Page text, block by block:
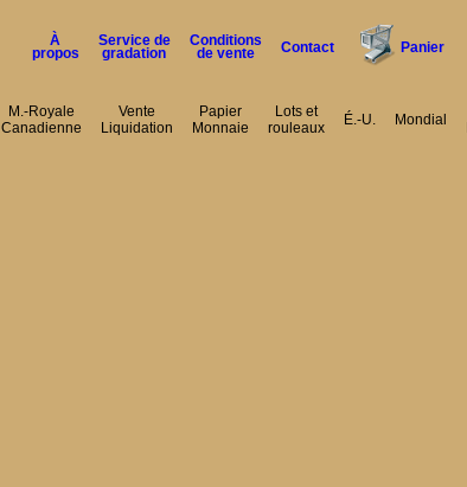
À
propos
Service de
gradation
Conditions
de vente Contact Panier
M.-Royale
Canadienne
Vente
Liquidation
Papier
Monnaie
Lots et
rouleaux
É.-U. Mondial